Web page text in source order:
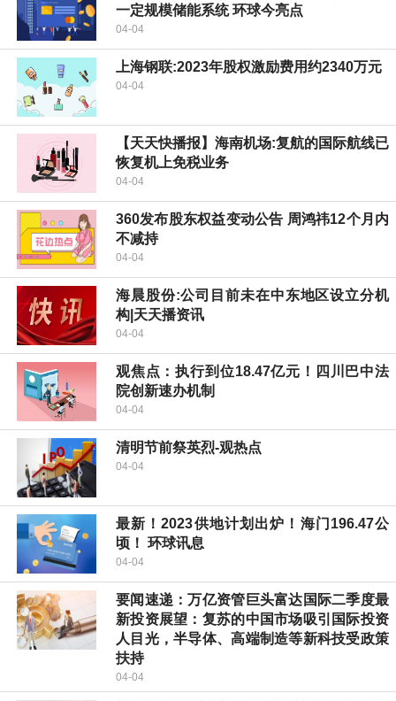
一定规模储能系统 环球今亮点
04-04
上海钢联:2023年股权激励费用约2340万元
04-04
【天天快播报】海南机场:复航的国际航线已
恢复机上免税业务
04-04
360发布股东权益变动公告 周鸿祎12个月内
不减持
04-04
海晨股份:公司目前未在中东地区设立分机
构|天天播资讯
04-04
观焦点：执行到位18.47亿元！四川巴中法
院创新速办机制
04-04
清明节前祭英烈-观热点
04-04
最新！2023供地计划出炉！海门196.47公
顷！ 环球讯息
04-04
要闻速递：万亿资管巨头富达国际二季度最
新投资展望：复苏的中国市场吸引国际投资
人目光，半导体、高端制造等新科技受政策
扶持
04-04